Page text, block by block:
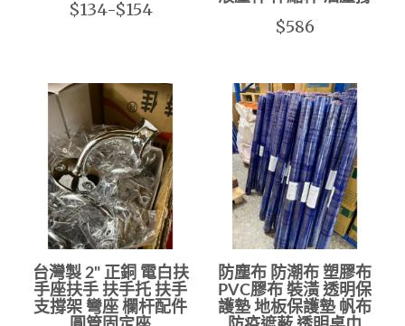
$134-$154
$586
台灣製 2" 正銅 電白扶
手座扶手 扶手托 扶手
支撐架 彎座 欄杆配件
防塵布 防潮布 塑膠布
PVC膠布 裝潢 透明保
護墊 地板保護墊 帆布